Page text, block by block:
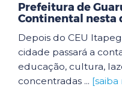
Prefeitura de
Continental nesta
Depois do CEU
cidade passará a
educação, cultura,
concentradas ... [saiba